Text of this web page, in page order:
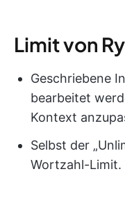
Limit von
Geschriebene
bearbeitet
Kontext
Selbst der
Wortzahl-Limit.